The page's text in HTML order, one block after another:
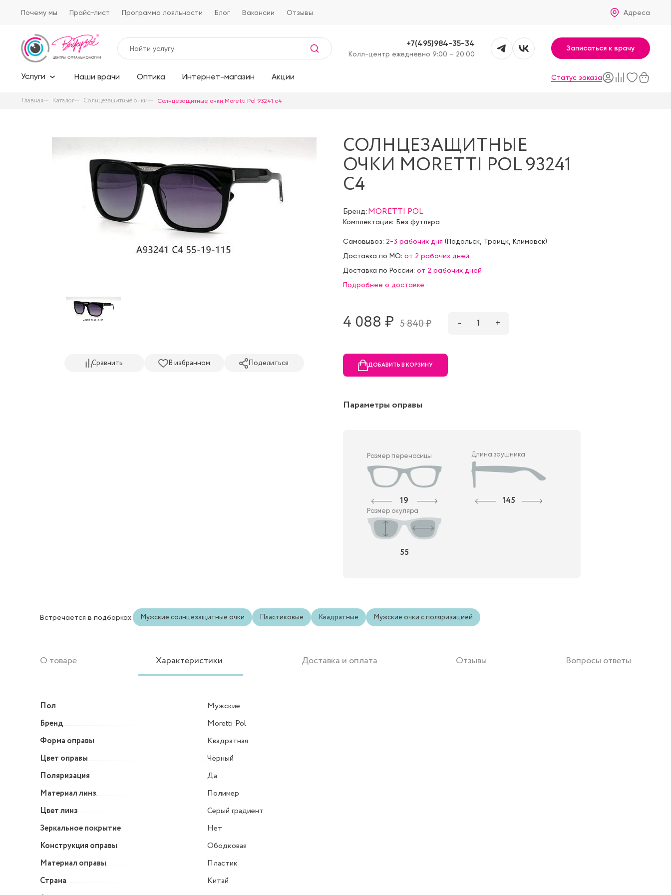
Почему мы Прайс-лист Программа лояльности Блог Вакансии Отзывы Адреса
+7(495)984-35-34
Kолл-центр ежедневно 9:00 – 20:00
Записаться к врачу
Услуги Наши врачи Оптика Интернет-магазин Акции Статус заказа
Главная Каталог Солнцезащитные очки Солнцезащитные очки Moretti Pol 93241 c4
Сравнить В избранном Поделиться
СОЛНЦЕЗАЩИТНЫЕ
ОЧКИ MORETTI POL 93241
C4
Бренд:MORETTI POL
Комплектация: Без футляра
Самовывоз: 2-3 рабочих дня (Подольск, Троицк, Климовск)
Доставка по МО: от 2 рабочих дней
Доставка по России: от 2 рабочих дней
Подробнее о доставке
4 088 ₷ 5 840 ₷ – 1 +
ДОБАВИТЬ В КОРЗИНУ
Параметры оправы
Размер переносицы
19
Длина заушника
145
Размер окуляра
55
Встречается в подборках: Мужские солнцезащитные очки Пластиковые Квадратные Мужские очки с поляризацией
О товаре Характеристики Доставка и оплата Отзывы Вопросы ответы
Пол
Мужские
Бренд
Moretti Pol
Форма оправы
Квадратная
Цвет оправы
Чёрный
Поляризация
Да
Материал линз
Полимер
Цвет линз
Серый градиент
Зеркальное покрытие
Нет
Конструкция оправы
Ободковая
Материал оправы
Пластик
Страна
Китай